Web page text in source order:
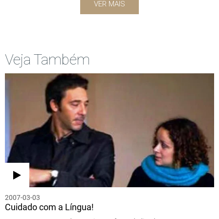
VER MAIS
Veja Também
2007-03-03
Cuidado com a Língua!